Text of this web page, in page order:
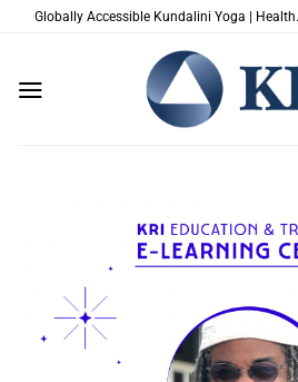
ZumGlobally Accessible Kundalini Yoga |